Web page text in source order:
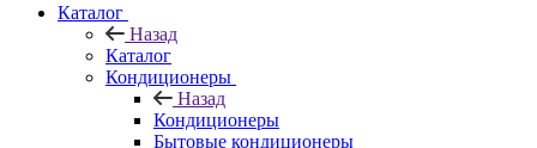
Каталог
Назад
Каталог
Кондиционеры
Назад
Кондиционеры
Бытовые кондиционеры